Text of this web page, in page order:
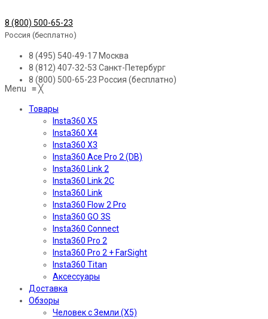
8 (800) 500-65-23
Россия (бесплатно)
8 (495) 540-49-17 Москва
8 (812) 407-32-53 Санкт-Петербург
8 (800) 500-65-23 Россия (бесплатно)
Menu ≡╳
Товары
Insta360 X5
Insta360 X4
Insta360 X3
Insta360 Ace Pro 2 (DB)
Insta360 Link 2
Insta360 Link 2C
Insta360 Link
Insta360 Flow 2 Pro
Insta360 GO 3S
Insta360 Connect
Insta360 Pro 2
Insta360 Pro 2 + FarSight
Insta360 Titan
Аксессуары
Доставка
Обзоры
Человек с Земли (X5)